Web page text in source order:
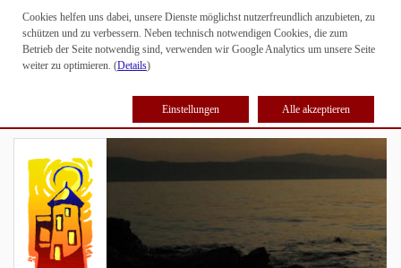
Cookies helfen uns dabei, unsere Dienste möglichst nutzerfreundlich anzubieten, zu
schützen und zu verbessern. Neben technisch notwendigen Cookies, die zum
Betrieb der Seite notwendig sind, verwenden wir Google Analytics um unsere Seite
weiter zu optimieren. (Details)
Einstellungen Alle akzeptieren